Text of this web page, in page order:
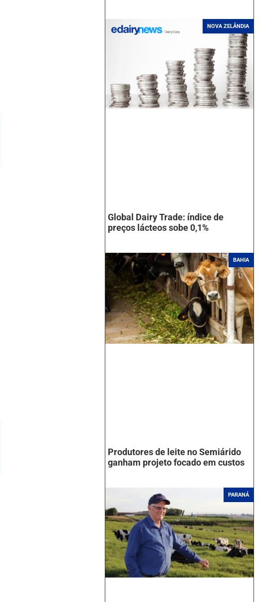
NOVA ZELÂNDIA
Global Dairy Trade: índice de
preços lácteos sobe 0,1%
BAHIA
Produtores de leite no Semiárido
ganham projeto focado em custos
PARANÁ